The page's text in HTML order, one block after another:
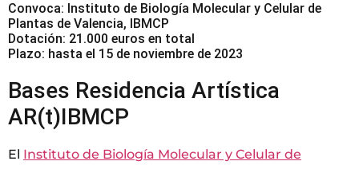
Convoca: Instituto de Biología Molecular y Celular de
Plantas de Valencia, IBMCP
Dotación: 21.000 euros en total
Plazo: hasta el 15 de noviembre de 2023
Bases Residencia Artística
AR(t)IBMCP
El Instituto de Biología Molecular y Celular de